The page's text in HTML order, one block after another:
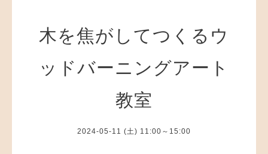
木を焦がしてつくるウ
ッドバーニングアート
教室
2024-05-11 (土) 11:00～15:00